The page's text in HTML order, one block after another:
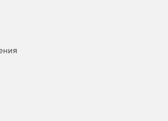
задач, становится еще
устройства, отвечающее